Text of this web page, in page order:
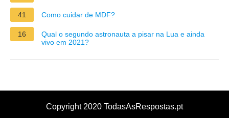
41 Como cuidar de MDF?
16
Qual o segundo astronauta a pisar na Lua e ainda
vivo em 2021?
Copyright 2020 TodasAsRespostas.pt